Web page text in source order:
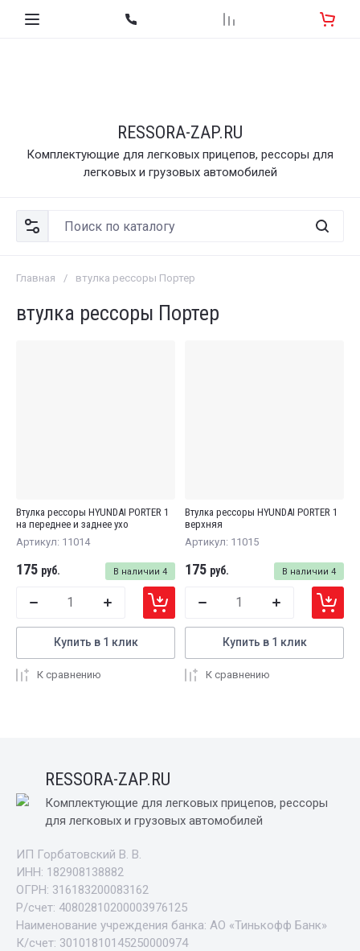
RESSORA-ZAP.RU
Комплектующие для легковых прицепов, рессоры для
легковых и грузовых автомобилей
Главная / втулка рессоры Портер
втулка рессоры Портер
Втулка рессоры HYUNDAI PORTER 1
на переднее и заднее ухо
Артикул: 11014
В наличии 4
175 руб.
Купить в 1 клик
К сравнению
Втулка рессоры HYUNDAI PORTER 1
верхняя
Артикул: 11015
В наличии 4
175 руб.
Купить в 1 клик
К сравнению
RESSORA-ZAP.RU
Комплектующие для легковых прицепов, рессоры
для легковых и грузовых автомобилей
ИП Горбатовский В. В.
ИНН: 182908138882
ОГРН: 316183200083162
Р/счет: 40802810200003976125
Наименование учреждения банка: АО «Тинькофф Банк»
К/счет: 30101810145250000974